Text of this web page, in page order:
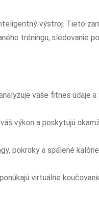
výstroj. Tieto
tréningu, sledovanie
vaše fitnes údaje
výkon a poskytujú
pokroky a spálené
virtuálne